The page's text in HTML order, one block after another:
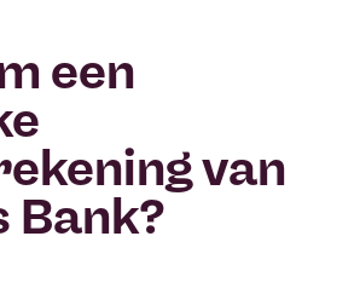
een
van
Bank?